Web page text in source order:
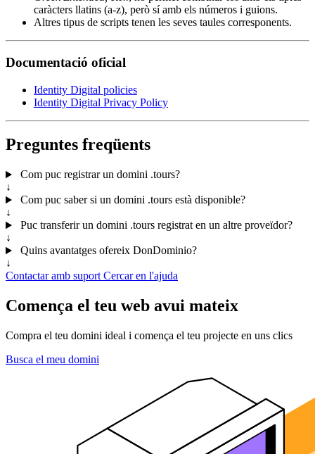
caràcters llatins (a-z), però sí amb els números i guions.
Altres tipus de scripts tenen les seves taules corresponents.
Documentació oficial
Identity Digital policies
Identity Digital Privacy Policy
Preguntes freqüents
Com puc registrar un domini .tours?
↓
Com puc saber si un domini .tours està disponible?
↓
Puc transferir un domini .tours registrat en un altre proveïdor?
↓
Quins avantatges ofereix DonDominio?
↓
Contactar amb suport Cercar en l'ajuda
Comença el teu web avui mateix
Compra el teu domini ideal i comença el teu projecte en uns clics
Busca el meu domini